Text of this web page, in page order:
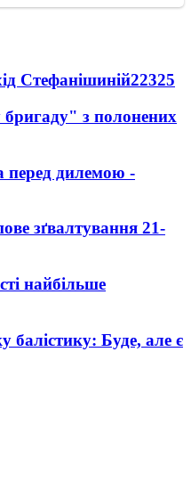
Стефанішиній22325
з полонених
перед дилемою -
зґвалтування 21-
найбільше
балістику: Буде, але є